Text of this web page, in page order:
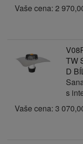
Vaše cena: 2
TW
D
s
Vaše cena: 3